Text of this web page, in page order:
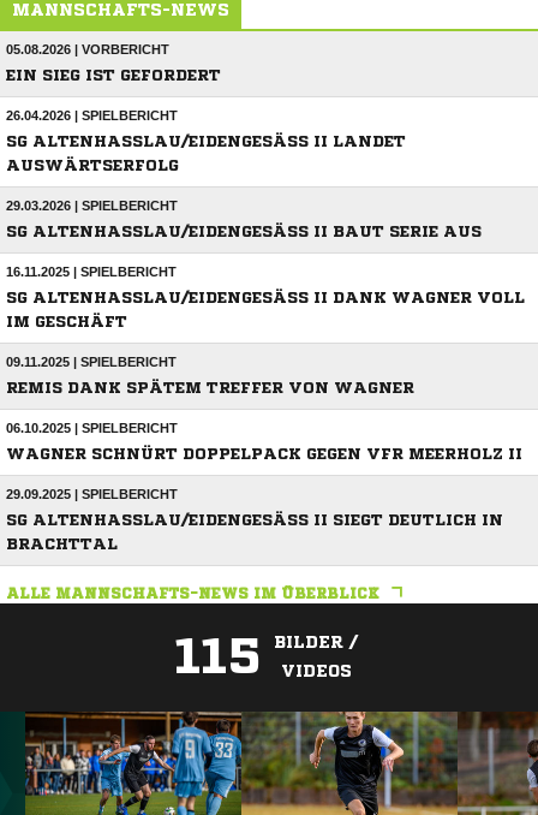
MANNSCHAFTS-NEWS
05.08.2026 | VORBERICHT
EIN SIEG IST GEFORDERT
26.04.2026 | SPIELBERICHT
SG ALTENHASSLAU/EIDENGESÄSS II LANDET AU
SWÄRTSERFOLG
29.03.2026 | SPIELBERICHT
SG ALTENHASSLAU/EIDENGESÄSS II BAUT SERIE AUS
16.11.2025 | SPIELBERICHT
SG ALTENHASSLAU/EIDENGESÄSS II DANK WAGNER VOLL IM
GESCHÄFT
09.11.2025 | SPIELBERICHT
REMIS DANK SPÄTEM TREFFER VON WAGNER
06.10.2025 | SPIELBERICHT
WAGNER SCHNÜRT DOPPELPACK GEGEN VFR MEERHOLZ II
29.09.2025 | SPIELBERICHT
SG ALTENHASSLAU/EIDENGESÄSS II SIEGT DEUTLICH IN BR
ACHTTAL
ALLE MANNSCHAFTS-NEWS IM ÜBERBLICK
115
BILDER /
VIDEOS